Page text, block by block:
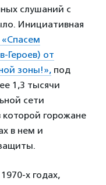
слушаний с
Инициативная
Героев) от
зоны!», под
1,3 тысячи
сети
которой горожане
в нем и
х годах,